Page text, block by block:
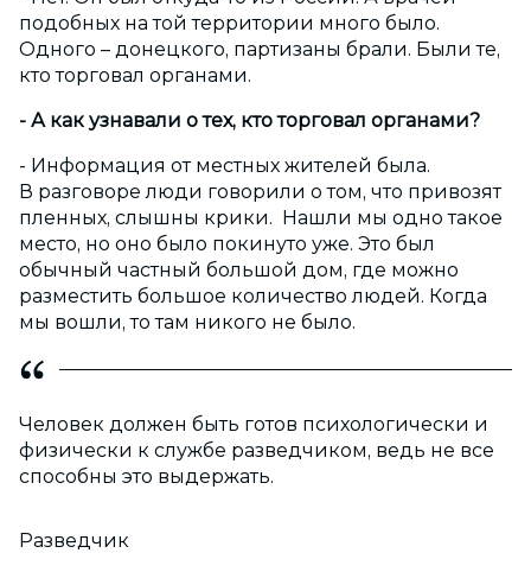
подобных на той территории много было.
Одного – донецкого, партизаны брали. Были те,
кто торговал органами.
- А как узнавали о тех, кто торговал органами?
- Информация от местных жителей была.
В разговоре люди говорили о том, что привозят
пленных, слышны крики. Нашли мы одно такое
место, но оно было покинуто уже. Это был
обычный частный большой дом, где можно
разместить большое количество людей. Когда
мы вошли, то там никого не было.
Человек должен быть готов психологически и
физически к службе разведчиком, ведь не все
способны это выдержать.
Разведчик